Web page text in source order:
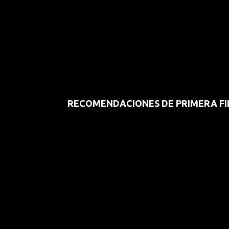
RECOMENDACIONES DE PRIMERA